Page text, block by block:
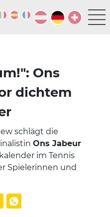
Ons
dichtem
schlägt die
Ons Jabeur
im Tennis
Spielerinnen und